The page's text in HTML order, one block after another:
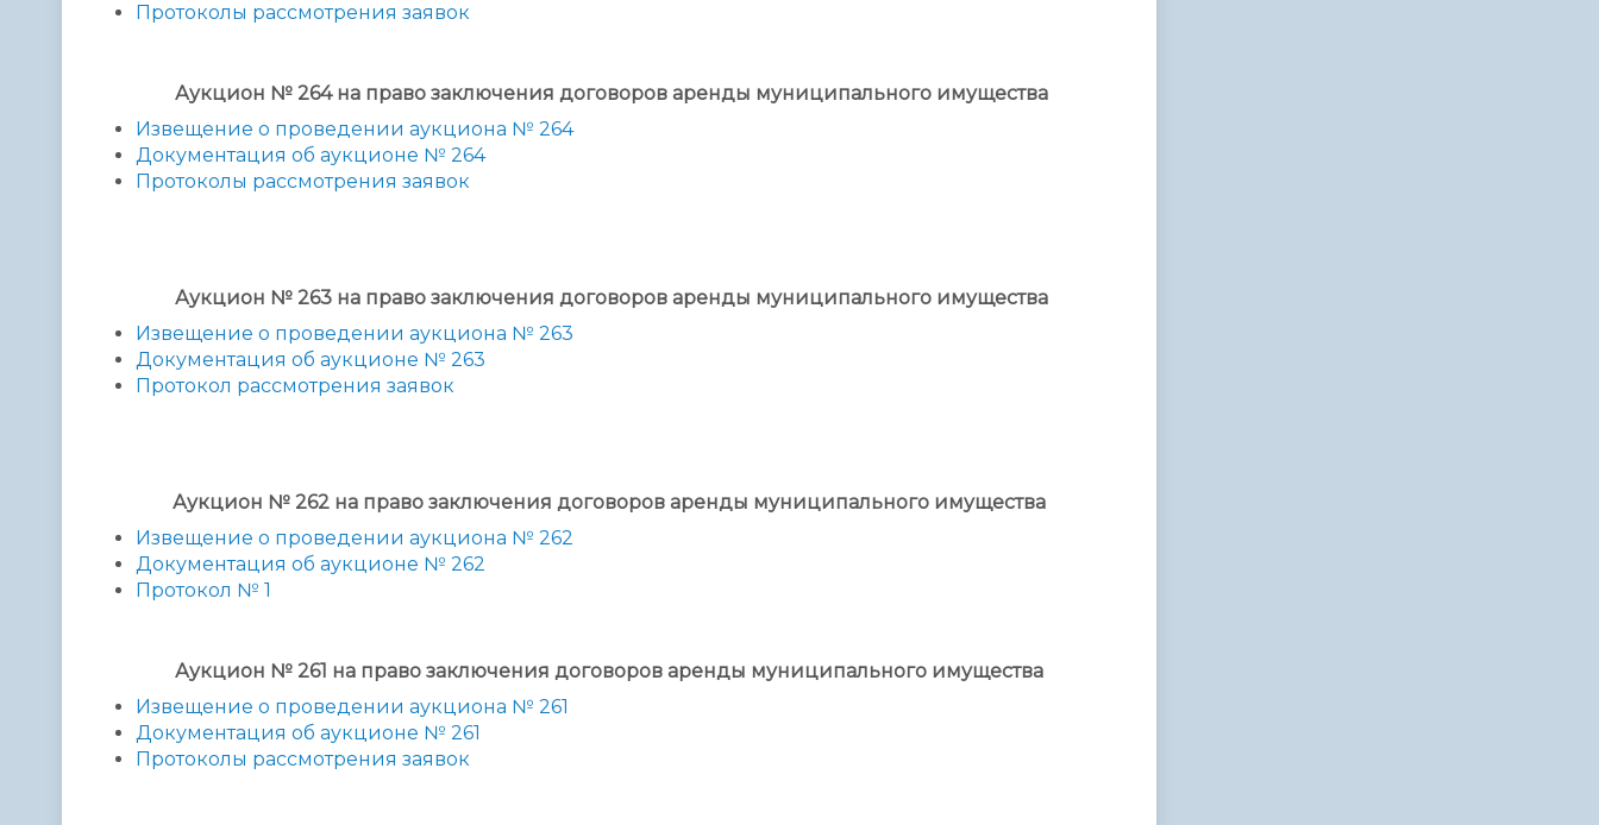
Протоколы рассмотрения заявок
Аукцион № 264 на право заключения договоров аренды муниципального имущества
Извещение о проведении аукциона № 264
Документация об аукционе № 264
Протоколы рассмотрения заявок
Аукцион № 263 на право заключения договоров аренды муниципального имущества
Извещение о проведении аукциона № 263
Документация об аукционе № 263
Протокол рассмотрения заявок
Аукцион № 262 на право заключения договоров аренды муниципального имущества
Извещение о проведении аукциона № 262
Документация об аукционе № 262
Протокол № 1
Аукцион № 261 на право заключения договоров аренды муниципального имущества
Извещение о проведении аукциона № 261
Документация об аукционе № 261
Протоколы рассмотрения заявок